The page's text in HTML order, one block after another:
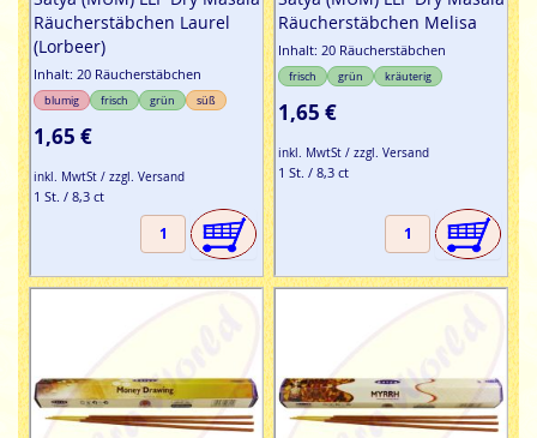
Räucherstäbchen Laurel
(Lorbeer)
Inhalt: 20 Räucherstäbchen
blumig frisch grün süß
1,65 €
inkl. MwtSt / zzgl. Versand
1 St. / 8,3 ct
Räucherstäbchen Melisa
Inhalt: 20 Räucherstäbchen
frisch grün kräuterig
1,65 €
inkl. MwtSt / zzgl. Versand
1 St. / 8,3 ct